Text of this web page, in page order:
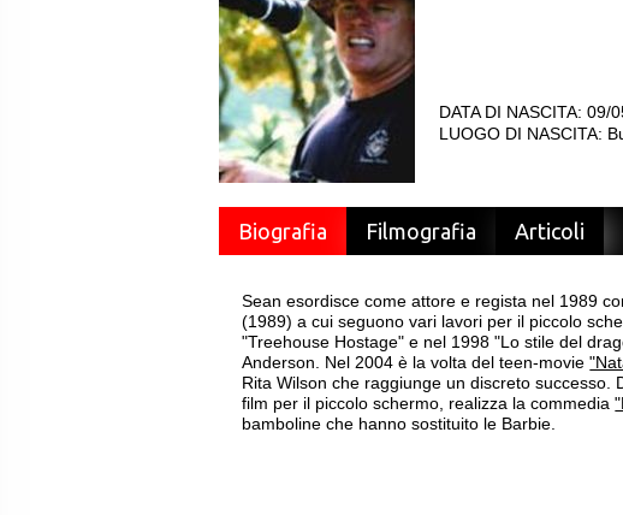
DATA DI NASCITA: 09/
LUOGO DI NASCITA:
Biografia Filmografia Articoli
Sean esordisce come attore e regista nel 1989
(1989) a cui seguono vari lavori per il piccolo
"Treehouse Hostage" e nel 1998 "Lo stile del
Anderson. Nel 2004 è la volta del teen-movie
Rita Wilson che raggiunge un discreto successo.
film per il piccolo schermo, realizza la commedia
bamboline che hanno sostituito le Barbie.